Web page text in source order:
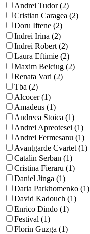
Andrei Tudor (2)
Cristian Caragea (2)
Doru Iftene (2)
Indrei Irina (2)
Indrei Robert (2)
Laura Eftimie (2)
Maxim Belciug (2)
Renata Vari (2)
Tba (2)
Alcocer (1)
Amadeus (1)
Andreea Stoica (1)
Andrei Apreotesei (1)
Andrei Fermesanu (1)
Avantgarde Cvartet (1)
Catalin Serban (1)
Cristina Fieraru (1)
Daniel Jinga (1)
Daria Parkhomenko (1)
David Kadouch (1)
Enrico Dindo (1)
Festival (1)
Florin Guzga (1)